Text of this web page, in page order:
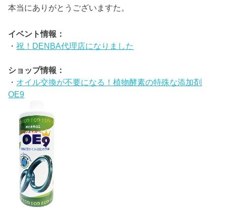
本当にありがとうございますた。
イベント情報：
・祝！DENBA代理店になりました
ショップ情報：
・ オイル交換が不要になる！植物酵素の特殊な添加剤
OE9